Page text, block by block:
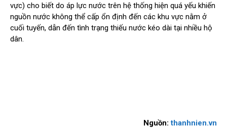
vực) cho biết do áp lực nước trên hệ thống hiện quá yếu khiến
nguồn nước không thể cấp ổn định đến các khu vực nằm ở
cuối tuyến, dẫn đến tình trạng thiếu nước kéo dài tại nhiều hộ
dân.
Nguồn:thanhnien.vn